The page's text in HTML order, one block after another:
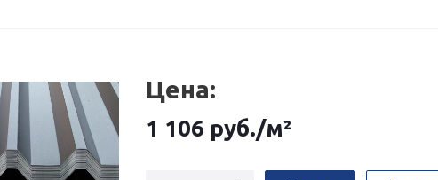
Цена:
1 106 руб./м²